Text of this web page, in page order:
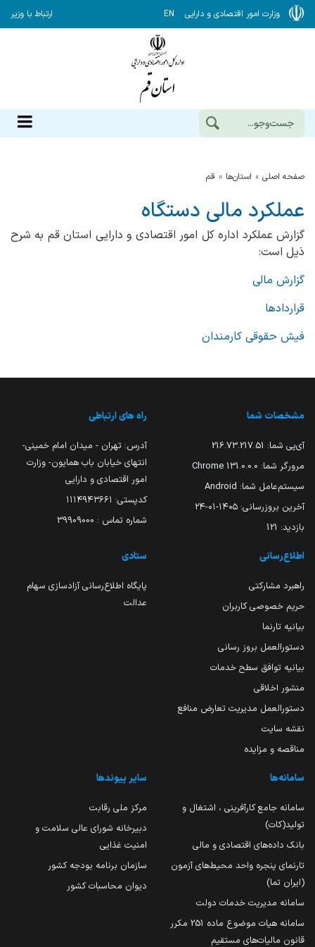
وزارت امور اقتصادی و دارایی EN ارتباط با وزیر
صفحه اصلی استان‌ها قم
عملکرد مالی دستگاه
گزارش عملکرد اداره کل امور اقتصادی و دارایی استان قم به شرح
ذیل است:
گزارش مالی
قراردادها
فیش‌ حقوقی کارمندان
مشخصات شما
آی‌پی شما: 216.73.217.51
مرورگر شما: 131.0.0.0 Chrome
سیستم‌عامل شما: Android
آخرین بروزرسانی: ۱۴۰۵-۰۱-۲۴
بازدید: 121
راه های ارتباطی
آدرس: تهران - میدان امام خمینی-
انتهای خیابان باب همایون- وزارت
امور اقتصادی و دارایی
کدپستی: ۱۱۱۴۹۴۳۶۶۱
شماره تماس : 39909000
اطلاع‌رسانی
راهبرد مشارکتی
حریم خصوصی کاربران
بیانیه تارنما
دستورالعمل بروز رسانی
بیانیه توافق سطح خدمات
منشور اخلاقی
دستورالعمل مدیریت تعارض منافع
نقشه سایت
مناقصه و مزایده
ستادی
پایگاه اطلاع‌رسانی آزادسازی سهام
عدالت
سامانه‌ها
سامانه جامع کارآفرینی ، اشتغال و
تولید(کات)
بانک داده‌های اقتصادی و مالی
تارنمای پنجره واحد محیط‌های آزمون
(ایران تما)
سامانه مدیریت خدمات دولت
سامانه هیات موضوع ماده 251 مکرر
قانون مالیات‌های مستقیم
سایر پیوندها
مرکز ملی رقابت
دبیرخانه شورای عالی سلامت و
امنیت غذایی
سازمان برنامه بودجه کشور
دیوان محاسبات کشور